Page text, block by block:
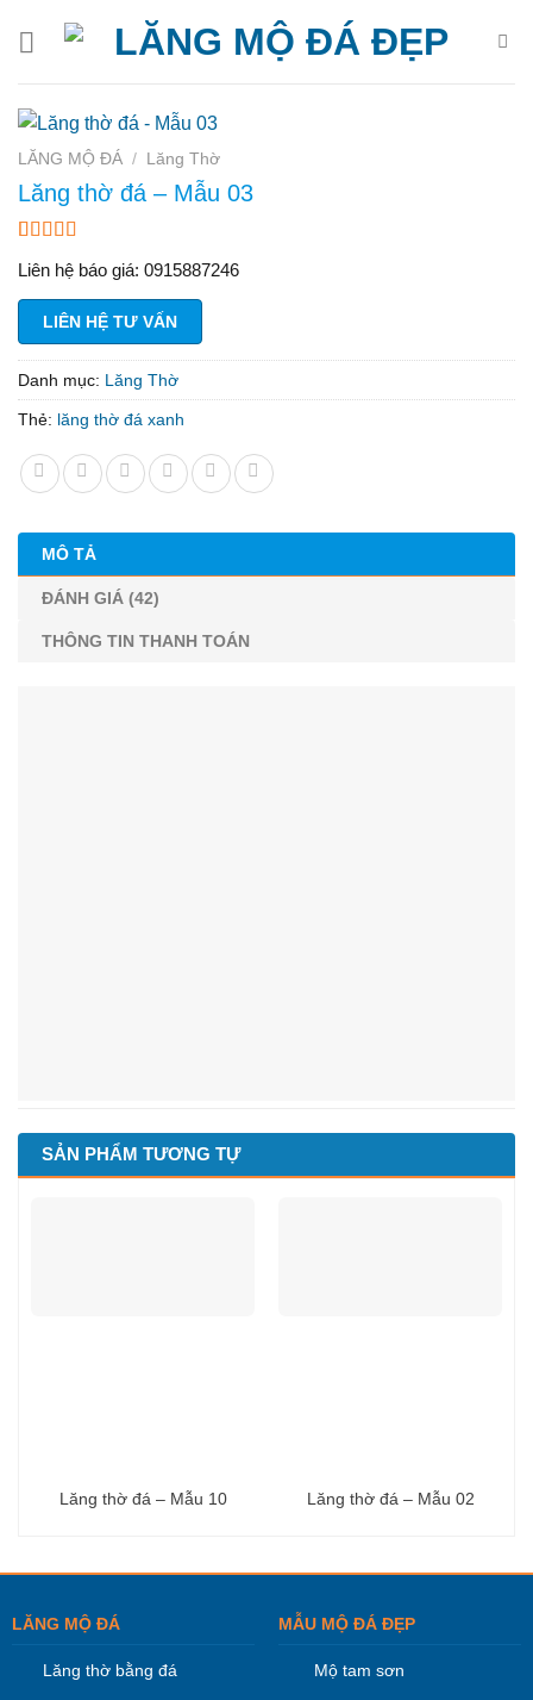
LĂNG MỘ ĐÁ / Lăng Thờ
Lăng thờ đá – Mẫu 03
trên 5
dựa
trên
đánh
Liên hệ báo giá: 0915887246
LIÊN HỆ TƯ VẤN
Danh mục: Lăng Thờ
Thẻ: lăng thờ đá xanh
MÔ TẢ
ĐÁNH GIÁ (42)
THÔNG TIN THANH TOÁN
SẢN PHẨM TƯƠNG TỰ
Lăng thờ đá – Mẫu 10 Lăng thờ đá – Mẫu 02
LĂNG MỘ ĐÁ
Lăng thờ bằng đá
MẪU MỘ ĐÁ ĐẸP
Mộ tam sơn